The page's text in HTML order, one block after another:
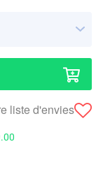
liste d'envies